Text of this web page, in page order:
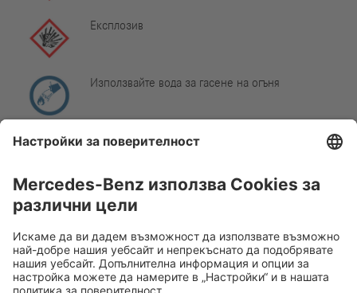
Експлозив
Използвайте вода за гасене на огъня
Използвайте инфрачервена
Извадете интелигентния ключ